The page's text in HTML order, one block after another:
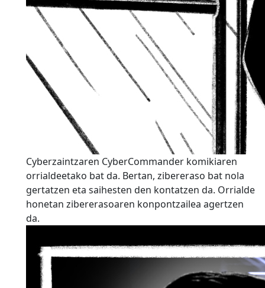
Cyberzaintzaren CyberCommander komikiaren
orrialdeetako bat da. Bertan, zibereraso bat nola
gertatzen eta saihesten den kontatzen da. Orrialde
honetan zibererasoaren konpontzailea agertzen
da.